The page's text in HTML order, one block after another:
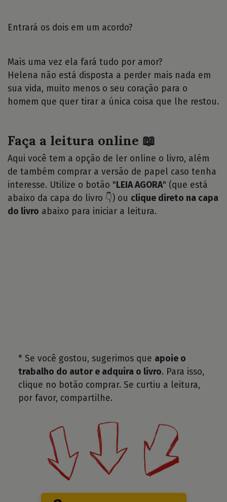
Entrará os dois em um acordo?
Mais uma vez ela fará tudo por amor?
Helena não está disposta a perder mais nada em
sua vida, muito menos o seu coração para o
homem que quer tirar a única coisa que lhe restou.
Faça a leitura online 📖
Aqui você tem a opção de ler online o livro, além
de também comprar a versão de papel caso tenha
interesse. Utilize o botão " LEIA AGORA" (que está
abaixo da capa do livro 👇) ou clique direto na capa
do livro abaixo para iniciar a leitura.
* Se você gostou, sugerimos que apoie o
trabalho do autor e adquira o livro. Para isso,
clique no botão comprar. Se curtiu a leitura,
por favor, compartilhe.